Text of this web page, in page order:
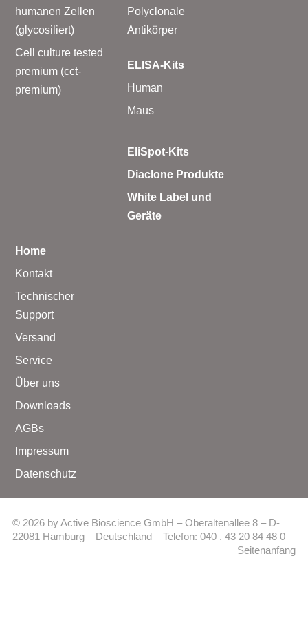
humanen Zellen
(glycosiliert)
Cell culture tested
premium (cct-
premium)
Polyclonale
Antikörper
ELISA-Kits
Human
Maus
EliSpot-Kits
Diaclone Produkte
White Label und
Geräte
Home
Kontakt
Technischer
Support
Versand
Service
Über uns
Downloads
AGBs
Impressum
Datenschutz
© 2026 by Active Bioscience GmbH – Oberaltenallee 8 – D-
22081 Hamburg – Deutschland – Telefon: 040 . 43 20 84 48 0
Seitenanfang